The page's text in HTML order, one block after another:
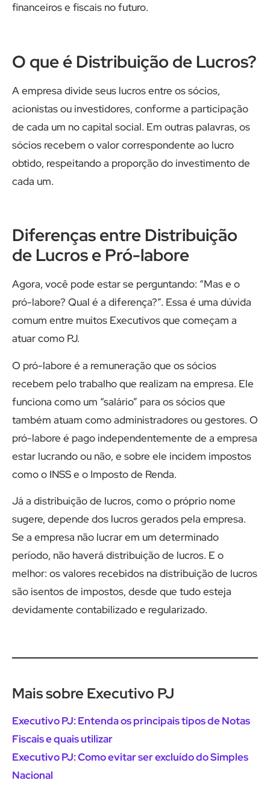
financeiros e fiscais no futuro.
O que é Distribuição de Lucros?
A empresa divide seus lucros entre os sócios,
acionistas ou investidores, conforme a participação
de cada um no capital social. Em outras palavras, os
sócios recebem o valor correspondente ao lucro
obtido, respeitando a proporção do investimento de
cada um.
Diferenças entre Distribuição
de Lucros e Pró-labore
Agora, você pode estar se perguntando: “Mas e o
pró-labore? Qual é a diferença?”. Essa é uma dúvida
comum entre muitos Executivos que começam a
atuar como PJ.
O pró-labore é a remuneração que os sócios
recebem pelo trabalho que realizam na empresa. Ele
funciona como um “salário” para os sócios que
também atuam como administradores ou gestores. O
pró-labore é pago independentemente de a empresa
estar lucrando ou não, e sobre ele incidem impostos
como o INSS e o Imposto de Renda.
Já a distribuição de lucros, como o próprio nome
sugere, depende dos lucros gerados pela empresa.
Se a empresa não lucrar em um determinado
período, não haverá distribuição de lucros. E o
melhor: os valores recebidos na distribuição de lucros
são isentos de impostos, desde que tudo esteja
devidamente contabilizado e regularizado.
Mais sobre Executivo PJ
Executivo PJ: Entenda os principais tipos de Notas
Fiscais e quais utilizar
Executivo PJ: Como evitar ser excluído do Simples
Nacional